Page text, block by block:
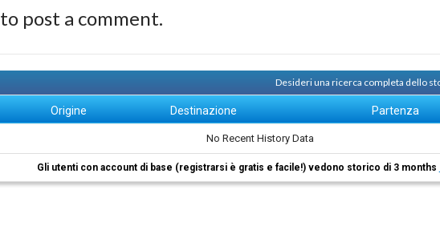
to post a comment.
Desideri una ricerca completa dello
Origine Destinazione Partenza
No Recent History Data
Gli utenti con account di base (registrarsi è gratis e facile!) vedono storico di 3 months